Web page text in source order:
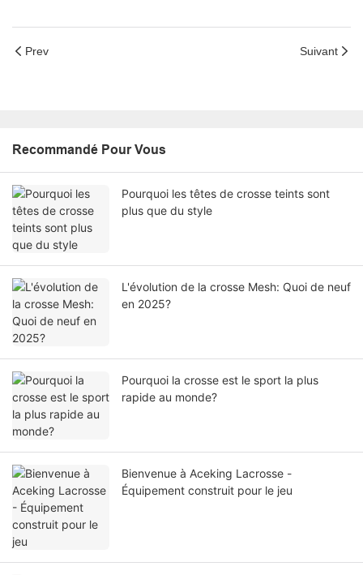
Prev Suivant
Recommandé Pour Vous
Pourquoi les têtes de crosse teints sont
plus que du style
L'évolution de la crosse Mesh: Quoi de neuf
en 2025?
Pourquoi la crosse est le sport la plus
rapide au monde?
Bienvenue à Aceking Lacrosse -
Équipement construit pour le jeu